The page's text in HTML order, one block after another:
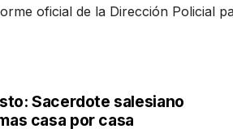
oficial de la Dirección Policial
Sacerdote salesiano
casa por casa